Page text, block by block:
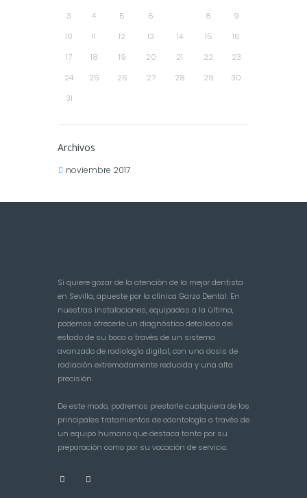
3
4 5 6 8
9
10
11 12 13 14 15
16
17
18 19 20 21 22
23
24
25 26 27 28 29
30
31
Archivos
noviembre 2017
Si quiere gozar de la atención de la mejor dentista
en Sevilla, apueste por la clínica Garzo Dental. En
nuestras instalaciones, equipadas a la última,
podemos ofrecerle un diagnóstico detallado del
estado de su boca a través de un sistema
avanzado de radiología digital, con una dosis de
radiación extremadamente reducida y una alta
precisión.
De este modo, podremos prestarle cualquiera de los
principales tratamientos de odontología a través de
un equipo humano que destaca tanto por su
preparación como por su vocación de servicio.